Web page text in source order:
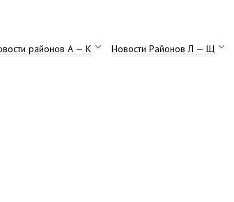
районов А — К Новости Районов Л — Щ